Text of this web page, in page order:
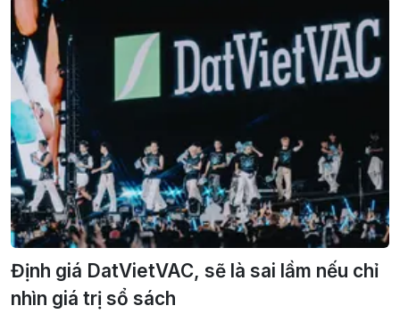
Định giá DatVietVAC, sẽ là sai lầm nếu chỉ
nhìn giá trị sổ sách